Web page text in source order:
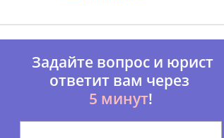
Задайте вопрос и юрист
ответит вам через
5 минут!